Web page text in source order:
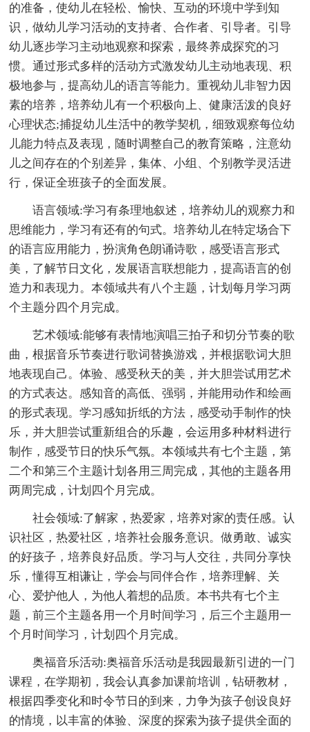
的准备，使幼儿在轻松、愉快、互动的环境中学到知
识，做幼儿学习活动的支持者、合作者、引导者。引导
幼儿逐步学习主动地观察和探索，最终养成探究的习
惯。通过形式多样的活动方式激发幼儿主动地表现、积
极地参与，提高幼儿的语言等能力。重视幼儿非智力因
素的培养，培养幼儿有一个积极向上、健康活泼的良好
心理状态;捕捉幼儿生活中的教学契机，细致观察每位幼
儿能力特点及表现，随时调整自己的教育策略，注意幼
儿之间存在的个别差异，集体、小组、个别教学灵活进
行，保证全班孩子的全面发展。
语言领域:学习有条理地叙述，培养幼儿的观察力和
思维能力，学习有还有的句式。培养幼儿在特定场合下
的语言应用能力，扮演角色朗诵诗歌，感受语言形式
美，了解节日文化，发展语言联想能力，提高语言的创
造力和表现力。本领域共有八个主题，计划每月学习两
个主题分四个月完成。
艺术领域:能够有表情地演唱三拍子和切分节奏的歌
曲，根据音乐节奏进行歌词替换游戏，并根据歌词大胆
地表现自己。体验、感受秋天的美，并大胆尝试用艺术
的方式表达。感知音的高低、强弱，并能用动作和绘画
的形式表现。学习感知折纸的方法，感受动手制作的快
乐，并大胆尝试重新组合的乐趣，会运用多种材料进行
制作，感受节日的快乐气氛。本领域共有七个主题，第
二个和第三个主题计划各用三周完成，其他的主题各用
两周完成，计划四个月完成。
社会领域:了解家，热爱家，培养对家的责任感。认
识社区，热爱社区，培养社会服务意识。做勇敢、诚实
的好孩子，培养良好品质。学习与人交往，共同分享快
乐，懂得互相谦让，学会与同伴合作，培养理解、关
心、爱护他人，为他人着想的品质。本书共有七个主
题，前三个主题各用一个月时间学习，后三个主题用一
个月时间学习，计划四个月完成。
奥福音乐活动:奥福音乐活动是我园最新引进的一门
课程，在学期初，我会认真参加课前培训，钻研教材，
根据四季变化和时令节日的到来，力争为孩子创设良好
的情境，以丰富的体验、深度的探索为孩子提供全面的